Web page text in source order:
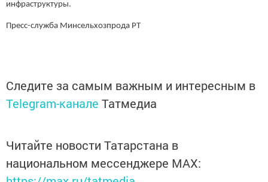
инфраструктуры.
Пресс-служба Минсельхозпрода РТ
Следите за самым важным и интересным в
Telegram-канале Татмедиа
Читайте новости Татарстана в
национальном мессенджере MАХ: